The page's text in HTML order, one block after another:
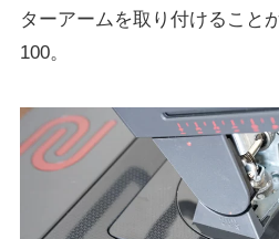
ターアームを取り付けること
100。